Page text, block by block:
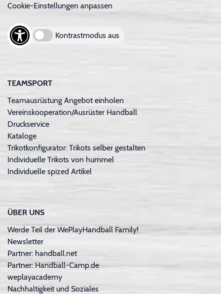
Cookie-Einstellungen anpassen
Kontrastmodus aus
TEAMSPORT
Teamausrüstung Angebot einholen
Vereinskooperation/Ausrüster Handball
Druckservice
Kataloge
Trikotkonfigurator: Trikots selber gestalten
Individuelle Trikots von hummel
Individuelle spized Artikel
ÜBER UNS
Werde Teil der WePlayHandball Family!
Newsletter
Partner: handball.net
Partner: Handball-Camp.de
weplayacademy
Nachhaltigkeit und Soziales